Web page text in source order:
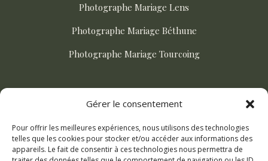
Gérer le consentement
Pour offrir les meilleures expériences, nous utilisons des technologies
telles que les cookies pour stocker et/ou accéder aux informations des
appareils. Le fait de consentir à ces technologies nous permettra de
Photographe Mariage Lens
Photographe Mariage Béthune
Photographe Mariage Tourcoing
ACTUALITÉS
Comment choisir son photographe de mariage ?
Mariage champetre dans le Nord : le guide complet